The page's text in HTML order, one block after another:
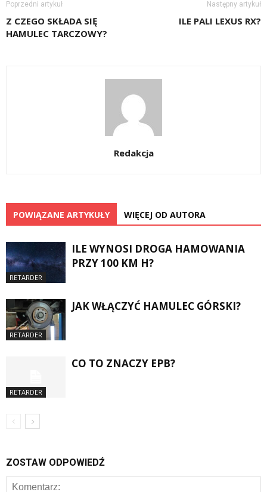
Poprzedni artykuł
Z CZEGO SKŁADA SIĘ
HAMULEC TARCZOWY?
Następny artykuł
ILE PALI LEXUS RX?
Redakcja
POWIĄZANE ARTYKUŁY WIĘCEJ OD AUTORA
RETARDER
ILE WYNOSI DROGA HAMOWANIA
PRZY 100 KM H?
RETARDER
JAK WŁĄCZYĆ HAMULEC GÓRSKI?
RETARDER
CO TO ZNACZY EPB?
ZOSTAW ODPOWIEDŹ